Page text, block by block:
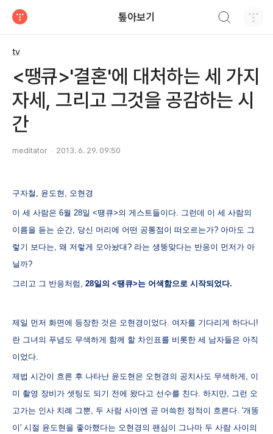
톺아보기
tv
<땡큐>'결혼'에 대처하는 세 가지
자세, 그리고 그것을 공감하는 시
간
meditator 2013. 6. 29. 09:50
구자철, 윤도현, 오현경
이 세 사람은 6월 28일 <땡큐>의 게스트들이다. 그런데 이 세 사람의
이름을 듣는 순간, 당신 머리에 어떤 공통점이 떠오르는가? 아마도 그
렇기 보다는, 왜 저렇게 모아놨대? 라는 생뚱맞다는 반응이 먼저가 아
닐까?
그리고 그 반응처럼, 28일의 <땡큐>는 어색함으로 시작되었다.
제일 먼저 화면에 등장한 것은 오현경이었다. 여자를 기다리게 하다니!
란 그녀의 푸념도 무색하게 함께 할 차인표를 비롯한 세 남자들은 아직
이었다.
제법 시간이 흐른 후 나타난 윤도현은 오현경의 공치사도 무색하게, 이
미 촬영 장비가 셋팅도 되기 전에 왔다고 선수를 친다. 하지만, 그런 오
고가는 인사 치례 그뿐, 두 사람 사이엔 곧 머쓱한 정적이 흐른다. '개똥
이' 시절 윤도현을 좋아했다는 오현경의 팬심이 그나마 두 사람 사이의